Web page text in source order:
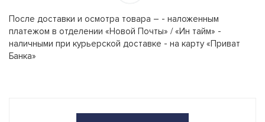
После доставки и осмотра товара – - наложенным
платежом в отделении «Новой Почты» / «Ин тайм» -
наличными при курьерской доставке - на карту «Приват
Банка»